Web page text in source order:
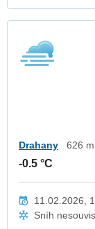
Drahany 626
-0.5 °C
11.02.2026,
Sníh